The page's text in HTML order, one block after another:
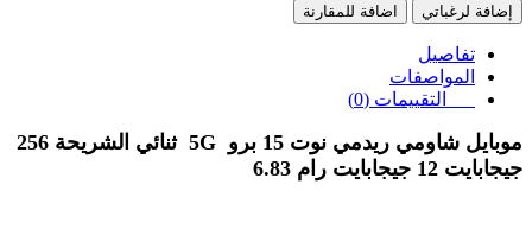
إضافة لرغباتي
اضافة للمقارنة
تفاصيل
المواصفات
التقييمات (0)
موبايل شاومي ريدمي نوت 15 برو 5G ثنائي الشريحة 256
جيجابايت 12 جيجابايت رام 6.83